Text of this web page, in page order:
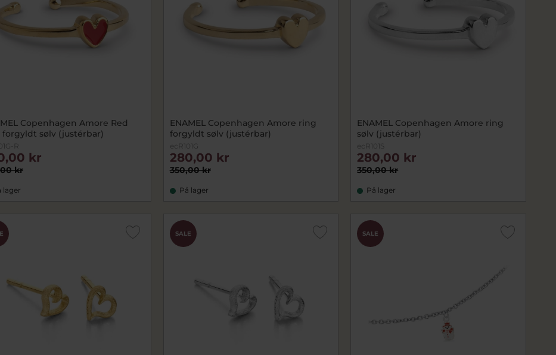
Copenhagen Amore Red
sølv (justérbar)
R
kr
kr
lager
ENAMEL Copenhagen Amore ring
forgyldt sølv (justérbar)
ecR101G
350,00 kr
280,00 kr
På lager
ENAMEL Copenhagen Amore ring
sølv (justérbar)
ecR101S
350,00 kr
280,00 kr
På lager
SALE SALE